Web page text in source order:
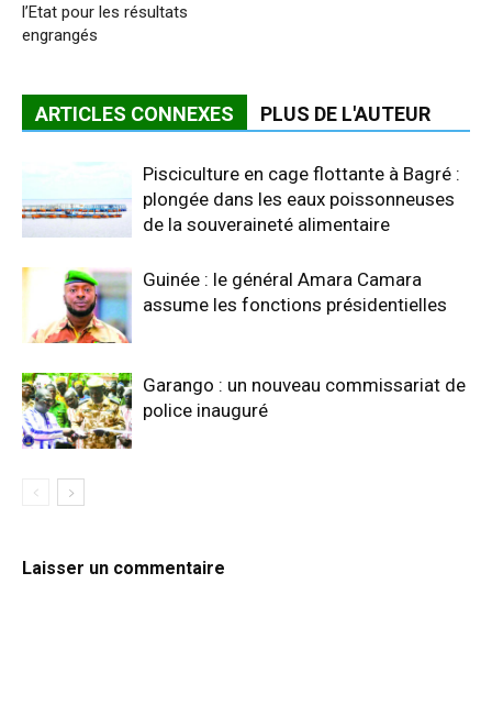
l’Etat pour les résultats
engrangés
ARTICLES CONNEXES PLUS DE L'AUTEUR
Pisciculture en cage flottante à Bagré :
plongée dans les eaux poissonneuses
de la souveraineté alimentaire
Guinée : le général Amara Camara
assume les fonctions présidentielles
Garango : un nouveau commissariat de
police inauguré
Laisser un commentaire